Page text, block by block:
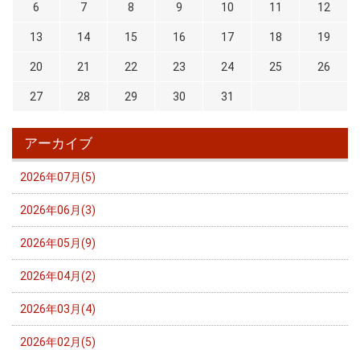
6 7 8 9 10 11 12
13 14 15 16 17 18 19
20 21 22 23 24 25 26
27 28 29 30 31
アーカイブ
2026年07月(5)
2026年06月(3)
2026年05月(9)
2026年04月(2)
2026年03月(4)
2026年02月(5)